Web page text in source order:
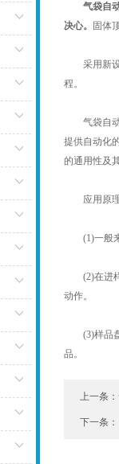
气袋自
决心。
固体
采用新设
程。
气袋自动
提供自动化
的通用性及
应用原理
(1)一般来
(2)在进样
动作。
(3)样品盘
品。
上一条：
下一条